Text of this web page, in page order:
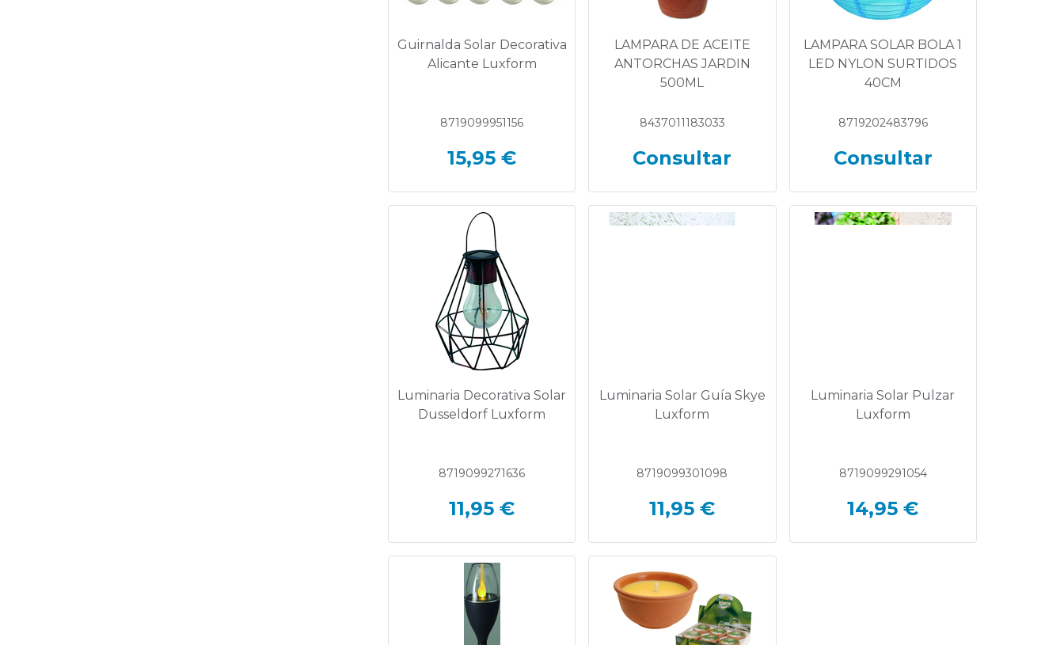
Guirnalda Solar Decorativa
Alicante Luxform
8719099951156
15,95 €
LAMPARA DE ACEITE
ANTORCHAS JARDIN
500ML
8437011183033
Consultar
LAMPARA SOLAR BOLA 1
LED NYLON SURTIDOS
40CM
8719202483796
Consultar
Luminaria Decorativa Solar
Dusseldorf Luxform
8719099271636
11,95 €
Luminaria Solar Guía Skye
Luxform
8719099301098
11,95 €
Luminaria Solar Pulzar
Luxform
8719099291054
14,95 €